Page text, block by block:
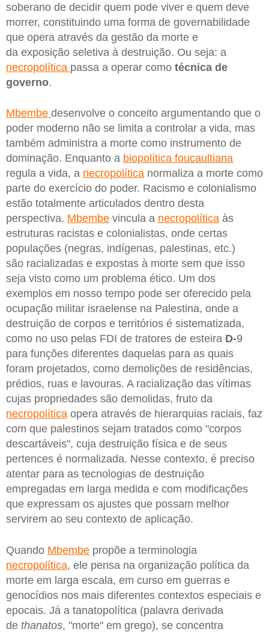
soberano de decidir quem pode viver e quem deve
morrer, constituindo uma forma de governabilidade
que opera através da gestão da morte e
da exposição seletiva à destruição. Ou seja: a
necropolítica passa a operar como técnica de
governo.
Mbembe desenvolve o conceito argumentando que o
poder moderno não se limita a controlar a vida, mas
também administra a morte como instrumento de
dominação. Enquanto a biopolítica foucaultiana
regula a vida, a necropolítica normaliza a morte como
parte do exercício do poder. Racismo e colonialismo
estão totalmente articulados dentro desta
perspectiva. Mbembe vincula a necropolítica às
estruturas racistas e colonialistas, onde certas
populações (negras, indígenas, palestinas, etc.)
são racializadas e expostas à morte sem que isso
seja visto como um problema ético. Um dos
exemplos em nosso tempo pode ser oferecido pela
ocupação militar israelense na Palestina, onde a
destruição de corpos e territórios é sistematizada,
como no uso pelas FDI de tratores de esteira D-9
para funções diferentes daquelas para as quais
foram projetados, como demolições de residências,
prédios, ruas e lavouras. A racialização das vítimas
cujas propriedades são demolidas, fruto da
necropolítica opera através de hierarquias raciais, faz
com que palestinos sejam tratados como "corpos
descartáveis", cuja destruição física e de seus
pertences é normalizada. Nesse contexto, é preciso
atentar para as tecnologias de destruição
empregadas em larga medida e com modificações
que expressam os ajustes que possam melhor
servirem ao seu contexto de aplicação.
Quando Mbembe propõe a terminologia
necropolítica, ele pensa na organização política da
morte em larga escala, em curso em guerras e
genocídios nos mais diferentes contextos especiais e
epocais. Já a tanatopolítica (palavra derivada
de thanatos, "morte" em grego), se concentra